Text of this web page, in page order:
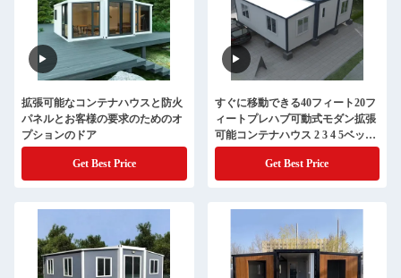
拡張可能なコンテナハウスと防火
パネルとお客様の要求のためのオ
プションのドア
Get Best Price
すぐに移動できる40フィート20フ
ィートプレハブ可動式モダン拡張
可能コンテナハウス 2 3 4 5ベッド
ルームプレハブヴィラポータブル
Get Best Price